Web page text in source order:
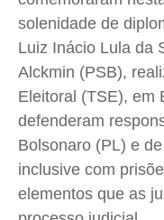
Cultura
Colunas
Caetano Roque
Gustavo Bastos
Jr Mignone (in
Wanda Sily
Publicidade Legal
Cultura
Colunas
Caetano Roque
Gustavo Bastos
Jr Mignone (in
Wanda Sily
Publicidade Legal
Cultura
Colunas
Caetano Roque
Gustavo Bastos
Jr Mignone (in
Wanda Sily
Publicidade Legal
Cultura
Colunas
Caetano Roque
Gustavo Bastos
Jr Mignone (in
Wanda Sily
Publicidade Legal
solenidade de
Luiz Inácio Lula da
Alckmin (PSB),
Eleitoral (TSE), em
defenderam
Bolsonaro (PL) e
inclusive com
elementos que as